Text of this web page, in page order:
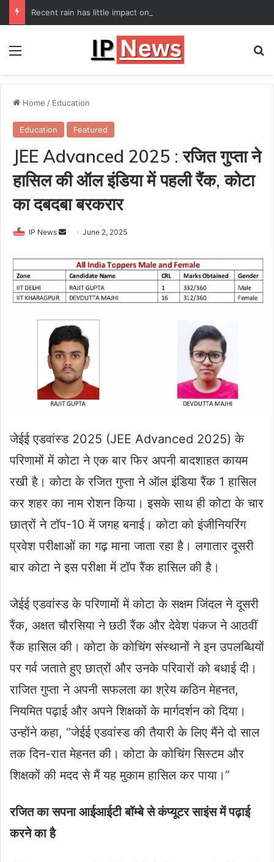
Recent rain has little impact on national monsoon deficit
Menu
Home / Education
Education Featured
JEE Advanced 2025 : रजित गुप्ता ने
हासिल की ऑल इंडिया में पहली रैंक, कोटा
का दबदबा बरकरार
IP News
Send
email
June 2, 2025
जेईई एडवांस्ड 2025 (JEE Advanced 2025) के
परिणामों में कोटा ने एक बार फिर अपनी बादशाहत कायम
रखी है। कोटा के रजित गुप्ता ने ऑल इंडिया रैंक 1 हासिल
कर शहर का नाम रोशन किया। इसके साथ ही कोटा के चार
छात्रों ने टॉप-10 में जगह बनाई। कोटा को इंजीनियरिंग
प्रवेश परीक्षाओं का गढ़ माना जाता रहा है। लगातार दूसरी
बार कोटा ने इस परीक्षा में टॉप रैंक हासिल की है।
जेईई एडवांस्ड के परिणामों में कोटा के सक्षम जिंदल ने दूसरी
रैंक, अक्षत चौरसिया ने छठी रैंक और देवेश पंकज ने आठवीं
रैंक हासिल की। कोटा के कोचिंग संस्थानों ने इन उपलब्धियों
पर गर्व जताते हुए छात्रों और उनके परिवारों को बधाई दी।
राजित गुप्ता ने अपनी सफलता का श्रेय कठिन मेहनत,
नियमित पढ़ाई और अपने शिक्षकों के मार्गदर्शन को दिया।
उन्होंने कहा, “जेईई एडवांस्ड की तैयारी के लिए मैंने दो साल
तक दिन-रात मेहनत की। कोटा के कोचिंग सिस्टम और
शिक्षकों की मदद से मैं यह मुकाम हासिल कर पाया।”
रजित का सपना आईआईटी बॉम्बे से कंप्यूटर साइंस में पढ़ाई
करने का है